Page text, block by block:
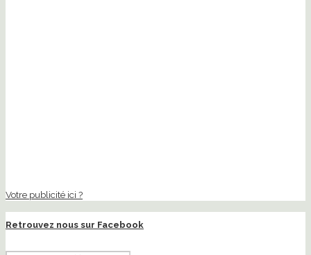
Votre publicité ici ?
Retrouvez nous sur Facebook